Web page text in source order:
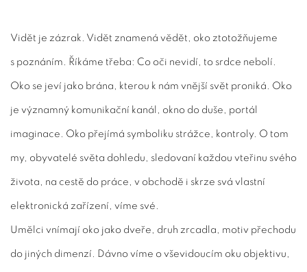
Vidět je zázrak. Vidět znamená vědět, oko ztotožňujeme
s poznáním. Říkáme třeba: Co oči nevidí, to srdce nebolí.
Oko se jeví jako brána, kterou k nám vnější svět proniká. Oko
je významný komunikační kanál, okno do duše, portál
imaginace. Oko přejímá symboliku strážce, kontroly. O tom
my, obyvatelé světa dohledu, sledovaní každou vteřinu svého
života, na cestě do práce, v obchodě i skrze svá vlastní
elektronická zařízení, víme své.
Umělci vnímají oko jako dveře, druh zrcadla, motiv přechodu
do jiných dimenzí. Dávno víme o vševidoucím oku objektivu,